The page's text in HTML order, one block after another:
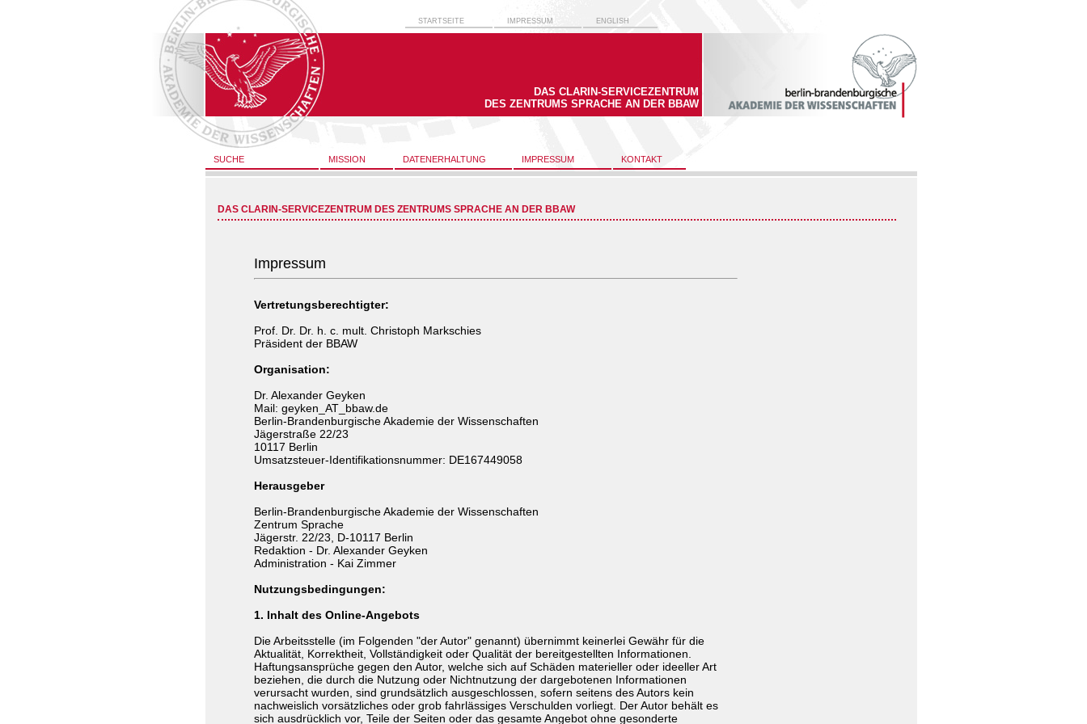
STARTSEITE IMPRESSUM ENGLISH
DAS CLARIN-SERVICEZENTRUM
DES ZENTRUMS SPRACHE AN DER BBAW
SUCHE MISSION DATENERHALTUNG IMPRESSUM KONTAKT
DAS CLARIN-SERVICEZENTRUM DES ZENTRUMS SPRACHE AN DER BBAW
Impressum
Vertretungsberechtigter:
Prof. Dr. Dr. h. c. mult. Christoph Markschies
Präsident der BBAW
Organisation:
Dr. Alexander Geyken
Mail: geyken_AT_bbaw.de
Berlin-Brandenburgische Akademie der Wissenschaften
Jägerstraße 22/23
10117 Berlin
Umsatzsteuer-Identifikationsnummer: DE167449058
Herausgeber
Berlin-Brandenburgische Akademie der Wissenschaften
Zentrum Sprache
Jägerstr. 22/23, D-10117 Berlin
Redaktion - Dr. Alexander Geyken
Administration - Kai Zimmer
Nutzungsbedingungen:
1. Inhalt des Online-Angebots
Die Arbeitsstelle (im Folgenden "der Autor" genannt) übernimmt keinerlei Gewähr für die
Aktualität, Korrektheit, Vollständigkeit oder Qualität der bereitgestellten Informationen.
Haftungsansprüche gegen den Autor, welche sich auf Schäden materieller oder ideeller Art
beziehen, die durch die Nutzung oder Nichtnutzung der dargebotenen Informationen
verursacht wurden, sind grundsätzlich ausgeschlossen, sofern seitens des Autors kein
nachweislich vorsätzliches oder grob fahrlässiges Verschulden vorliegt. Der Autor behält es
sich ausdrücklich vor, Teile der Seiten oder das gesamte Angebot ohne gesonderte